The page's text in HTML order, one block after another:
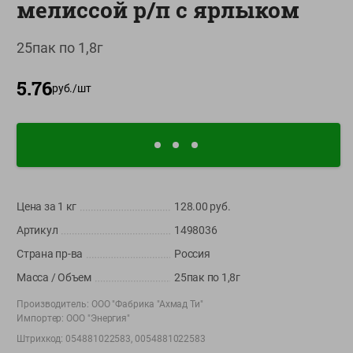
О сервисе
Настройки файлов cookie
доставкой и бонусной картой
Store
Play
+375 44 560-60-61
Время работы Call-центра: Пн.- Пт. с 09.00 до 17.00, СБ, ВС -
выходной
shop@green-market.by
мелиссой р/п с ярлыком
25пак по 1,8г
5.76руб./шт
Цена за 1 кг 128.00 руб.
Артикул
1498036
Страна пр-ва
Россия
Масса / Объем
25пак по 1,8г
Производитель: ООО "Фабрика "Ахмад Ти"
Импортер: ООО "Энергия"
Штрихкод: 054881022583, 0054881022583